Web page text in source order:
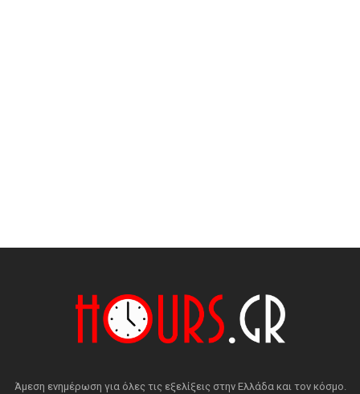
Άμεση ενημέρωση για όλες τις εξελίξεις στην Ελλάδα και τον κόσμο.